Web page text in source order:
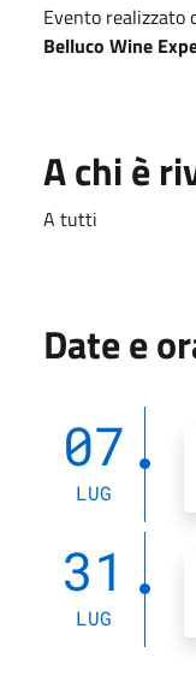
Evento realizzato
Belluco Wine
A chi è
A tutti
Date e
07
LUG
31
LUG